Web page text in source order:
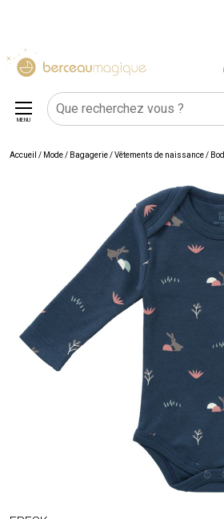
MENU
Accueil / Mode / Bagagerie/Vêtements de naissance/